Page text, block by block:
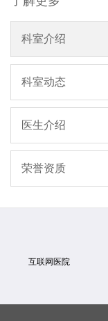
科室介绍
科室动态
医生介绍
荣誉资质
互联网医院